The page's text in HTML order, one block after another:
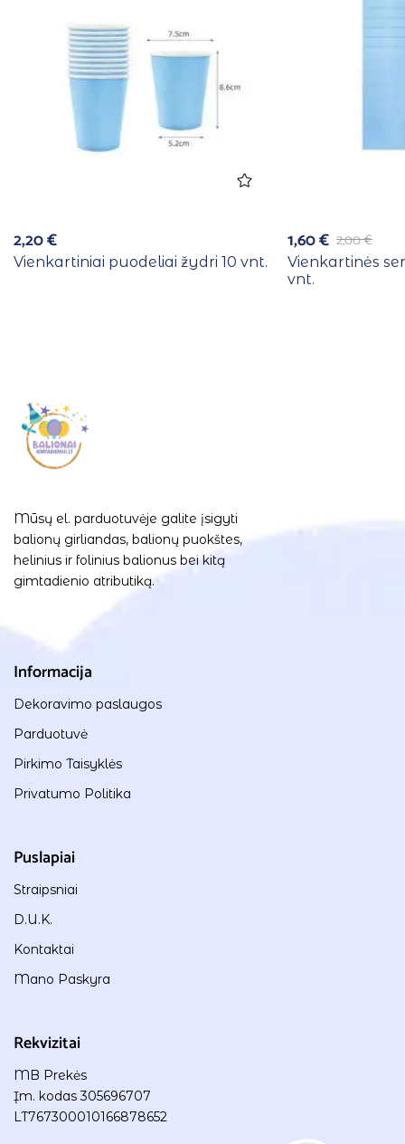
2,20€
Vienkartiniai puodeliai žydri 10 vnt.
2,00€
1,60€
Vienkartinės
vnt.
Mūsų el. parduotuvėje galite įsigyti
balionų girliandas, balionų puokštes,
helinius ir folinius balionus bei kitą
gimtadienio atributiką.
Informacija
Dekoravimo paslaugos
Parduotuvė
Pirkimo Taisyklės
Privatumo Politika
Puslapiai
Straipsniai
D.U.K.
Kontaktai
Mano Paskyra
Rekvizitai
MB Prekės
Įm. kodas 305696707
LT767300010166878652